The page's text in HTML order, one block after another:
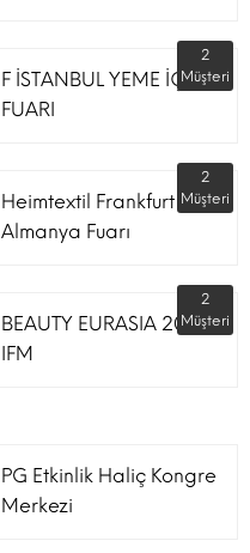
F İSTANBUL YEME İÇME
FUARI
2
Müşteri
Heimtextil Frankfurt
Almanya Fuarı
2
Müşteri
BEAUTY EURASIA 2022
IFM
2
Müşteri
PG Etkinlik Haliç Kongre
Merkezi